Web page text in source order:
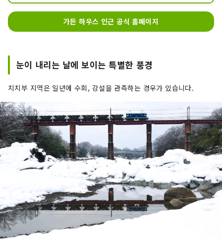
현지의 식재료를 사용한 일본 소바, 우동을
중심으로 한 메뉴 외에, 지치부 명물의
「볶은 돼지 미소 무게」 「와라지카츠
가든 하우스 인근 공식 홈페이지
눈이 내리는 날에 보이는 특별한 풍경
치치부 지역은 일년에 수회, 강설을 관측하는 경우가 있습니다.